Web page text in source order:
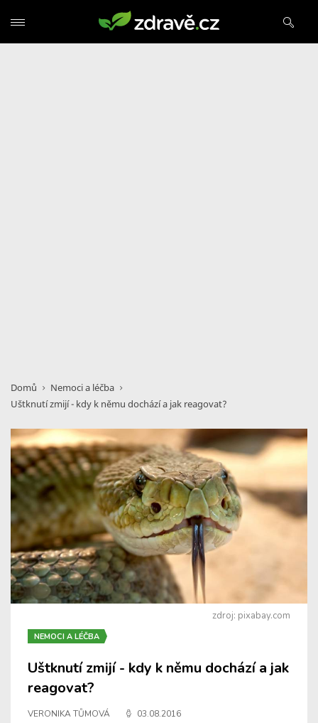
Domů
Nemoci a léčba
Uštknutí zmijí - kdy k němu dochází a jak reagovat?
zdroj: pixabay.com
NEMOCI A LÉČBA
Uštknutí zmijí - kdy k němu dochází a jak
reagovat?
VERONIKA TŮMOVÁ 03.08.2016